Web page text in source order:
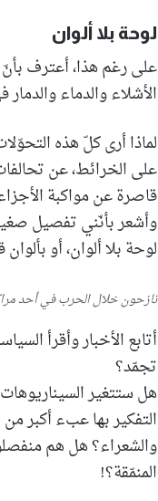
لوحة بلا ألوان
على رغم هذا، أعترف
الأشلاء والدماء
لماذا أرى كلّ هذه
على الخرائط، عن
قاصرة عن مواكبة
وأشعر بأنّني تفصيل
لوحة بلا ألوان، أو
نازحون خلال الحرب في أحد
أتابع الأخبار وأقرأ
تجمّد؟
هل ستتغير
التفكير بها عبء أكبر
والشعراء؟ هل هم
المنمّقة؟!